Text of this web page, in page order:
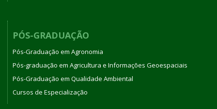
PÓS-GRADUAÇÃO
Pós-Graduação em Agronomia
Pós-graduação em Agricultura e Informações Geoespaciais
Pós-Graduação em Qualidade Ambiental
Cursos de Especialização